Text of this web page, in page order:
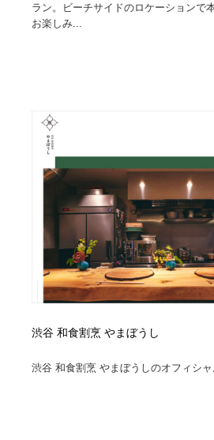
ラン。ビーチサイドのロケーションで
お楽しみ...
渋谷 和食割烹 やまぼうし
渋谷 和食割烹 やまぼうしのオフィシ